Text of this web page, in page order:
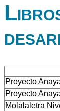
Proyecto
Proyecto
Molalaletra